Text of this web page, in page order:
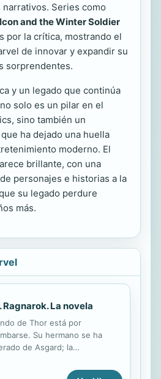
Series como
and the Winter Soldier
por la crítica, mostrando el
de innovar y expandir su
sorprendentes.
y un legado que continúa
solo es un pilar en el
sino también un
ha dejado una huella
moderno. El
brillante, con una
personajes e historias a la
su legado perdure
más.
Ragnarok. La novela
de Thor está por
Su hermano se ha
de Asgard; la
el trono y Thor está en una